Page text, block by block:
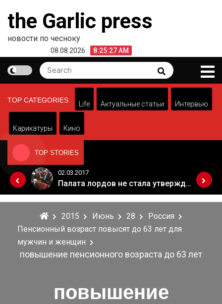
content
the Garlic press
новости по чесноку
08.08.2026 8:25:27 AM
Search
for:
Search
TOP CATEGORIES
Life Актуальные статьи Интервью
Карикатуры Кино
TOP STORIES
Когда Россия разрешит полеты в Грузию. Позиция Кремля
02.03.2017
Палата лордов не стала утверждать законопроект о "брексите"
2015 Июнь 28
Россия
Пенсионный возраст повысят до 63 лет для
мужчин и женщин
повышение пенсионного возраста до 63 лет
повышение